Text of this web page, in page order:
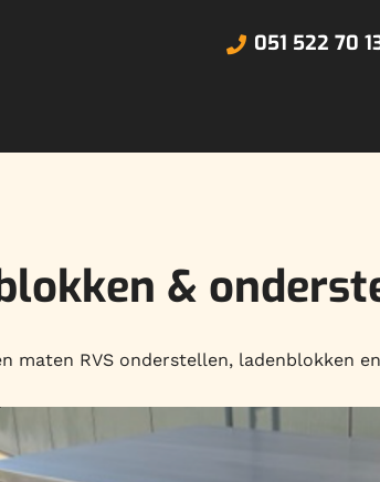
051 522 70
&
maten RVS onderstellen, ladenblokken